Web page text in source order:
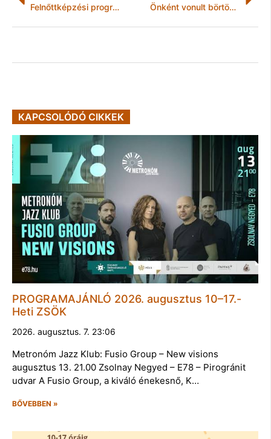
Felnőttképzési programok a Vállalatgazdász Akadémián Önként vonult börtönbe
KAPCSOLÓDÓ CIKKEK
PROGRAMAJÁNLÓ 2026. augusztus 10–17.-
Heti ZSÖK
2026. augusztus. 7. 23:06
Metronóm Jazz Klub: Fusio Group – New visions
augusztus 13. 21.00 Zsolnay Negyed – E78 – Pirogránit
udvar A Fusio Group, a kiváló énekesnő, K…
BŐVEBBEN »